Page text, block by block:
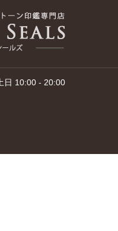
10:00 - 20:00